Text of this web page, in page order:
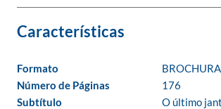
Formato
BROCHURA
Número de Páginas
176
Subtítulo
O último